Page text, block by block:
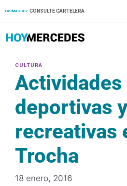
FARMACIAS: CONSULTE CARTELERA
Actividades
deportivas y
recreativas
Trocha
18 enero, 2016